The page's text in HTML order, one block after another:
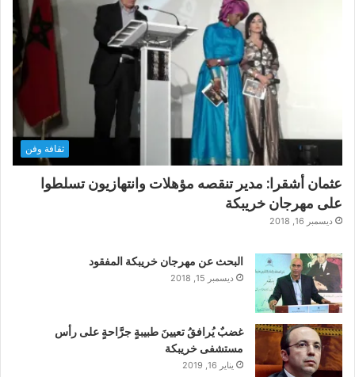
ثقافة وفن
عثمان أشقرا: مدير تنقصه مؤهلات وانتهازيون تسلطوا
على مهرجان خريبكة
ديسمبر 16, 2018
البحث عن مهرجان خريبكة المفقود
ديسمبر 15, 2018
غضبٌ يُرافقُ تعيينَ طبيبةٍ جرَّاحةٍ على رأس
مستشفى خريبكة
يناير 16, 2019